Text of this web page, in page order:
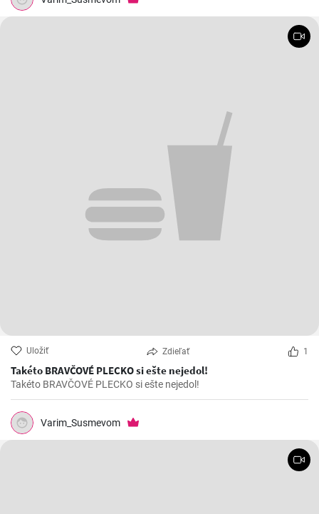
Uložiť Zdieľať 1
Takéto BRAVČOVÉ PLECKO si ešte nejedol!
Takéto BRAVČOVÉ PLECKO si ešte nejedol!
Varim_Susmevom